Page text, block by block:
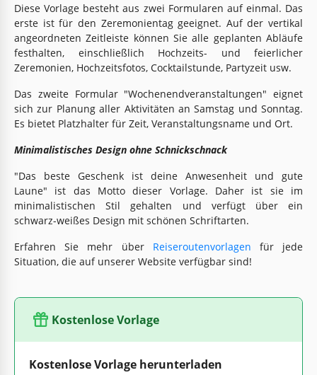
Diese Vorlage besteht aus zwei Formularen auf einmal. Das
erste ist für den Zeremonientag geeignet. Auf der vertikal
angeordneten Zeitleiste können Sie alle geplanten Abläufe
festhalten, einschließlich Hochzeits- und feierlicher
Zeremonien, Hochzeitsfotos, Cocktailstunde, Partyzeit usw.
Das zweite Formular "Wochenendveranstaltungen" eignet
sich zur Planung aller Aktivitäten an Samstag und Sonntag.
Es bietet Platzhalter für Zeit, Veranstaltungsname und Ort.
Minimalistisches Design ohne Schnickschnack
"Das beste Geschenk ist deine Anwesenheit und gute
Laune" ist das Motto dieser Vorlage. Daher ist sie im
minimalistischen Stil gehalten und verfügt über ein
schwarz-weißes Design mit schönen Schriftarten.
Erfahren Sie mehr über Reiseroutenvorlagen für jede
Situation, die auf unserer Website verfügbar sind!
Kostenlose Vorlage
Kostenlose Vorlage herunterladen